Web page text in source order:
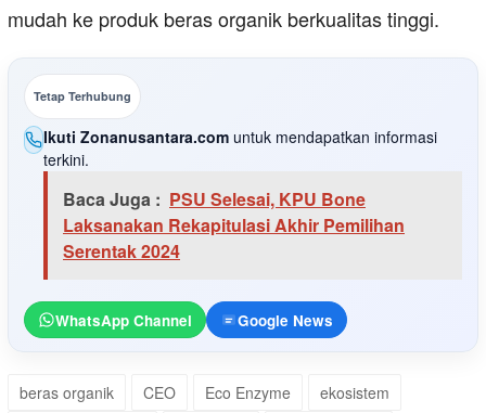
mudah ke produk beras organik berkualitas tinggi.
Tetap Terhubung
Ikuti Zonanusantara.com untuk mendapatkan informasi
terkini.
Baca Juga : PSU Selesai, KPU Bone
Laksanakan Rekapitulasi Akhir Pemilihan
Serentak 2024
WhatsApp Channel Google News
beras organik CEO Eco Enzyme ekosistem